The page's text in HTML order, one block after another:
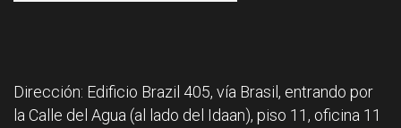
Dirección: Edificio Brazil 405, vía Brasil, entrando por
la Calle del Agua (al lado del Idaan), piso 11, oficina 11